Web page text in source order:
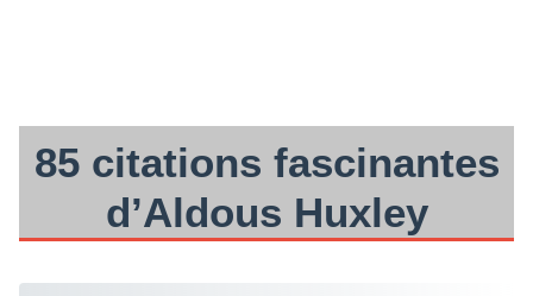
85 citations fascinantes
d’Aldous Huxley